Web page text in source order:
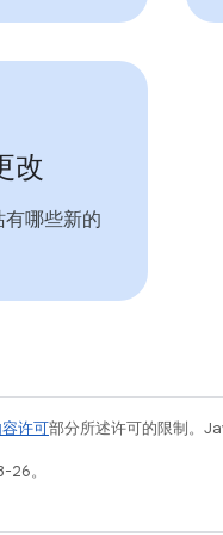
改
哪些新的
容许可部分所述许可的限制。
。